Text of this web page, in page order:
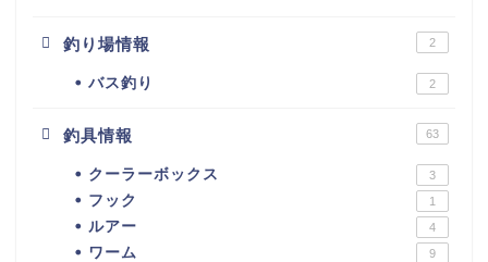
釣り場情報 2
バス釣り 2
釣具情報 63
クーラーボックス 3
フック 1
ルアー 4
ワーム 9